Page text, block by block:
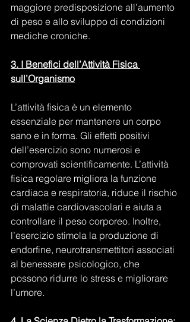
maggiore predisposizione all’aumento
di peso e allo sviluppo di condizioni
mediche croniche.
3. I Benefici dell’Attività Fisica
sull’Organismo
L’attività fisica è un elemento
essenziale per mantenere un corpo
sano e in forma. Gli effetti positivi
dell’esercizio sono numerosi e
comprovati scientificamente. L’attività
fisica regolare migliora la funzione
cardiaca e respiratoria, riduce il rischio
di malattie cardiovascolari e aiuta a
controllare il peso corporeo. Inoltre,
l’esercizio stimola la produzione di
endorfine, neurotransmettitori associati
al benessere psicologico, che
possono ridurre lo stress e migliorare
l’umore.